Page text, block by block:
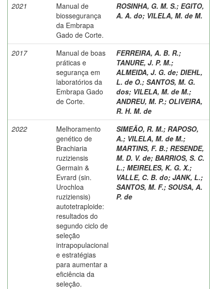
2021
Manual de
biossegurança
da Embrapa
Gado de Corte.
ROSINHA, G. M. S.; EGITO,
A. A. do; VILELA, M. de M.
2017
Manual de boas
práticas e
segurança em
laboratórios da
Embrapa Gado
de Corte.
FERREIRA, A. B. R.;
TANURE, J. P. M.;
ALMEIDA, J. G. de; DIEHL,
L. de O.; SANTOS, M. G.
dos; VILELA, M. de M.;
ANDREU, M. P.; OLIVEIRA,
R. H. M. de
2022
Melhoramento
genético de
Brachiaria
ruziziensis
Germain &
Evrard (sin.
Urochloa
ruziziensis)
autotetraploide:
resultados do
segundo ciclo de
seleção
intrapopulacional
e estratégias
para aumentar a
eficiência da
seleção.
SIMEÃO, R. M.; RAPOSO,
A.; VILELA, M. de M.;
MARTINS, F. B.; RESENDE,
M. D. V. de; BARRIOS, S. C.
L.; MEIRELES, K. G. X.;
VALLE, C. B. do; JANK, L.;
SANTOS, M. F.; SOUSA, A.
P. de